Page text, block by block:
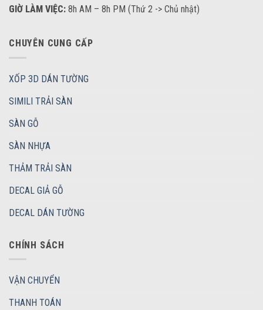
GIỜ LÀM VIỆC: 8h AM – 8h PM (Thứ 2 -> Chủ nhật)
CHUYÊN CUNG CẤP
XỐP 3D DÁN TƯỜNG
SIMILI TRẢI SÀN
SÀN GỖ
SÀN NHỰA
THẢM TRẢI SÀN
DECAL GIẢ GỖ
DECAL DÁN TƯỜNG
CHÍNH SÁCH
VẬN CHUYỂN
THANH TOÁN